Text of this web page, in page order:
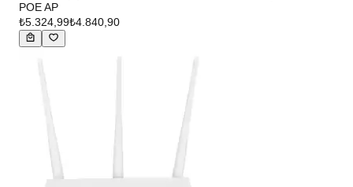
POE AP
₺5.324,99₺4.840,90